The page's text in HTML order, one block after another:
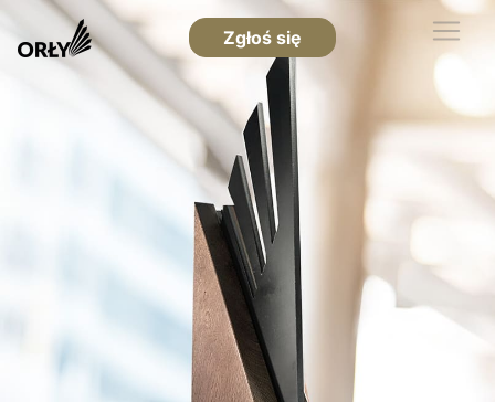
Zgłoś się